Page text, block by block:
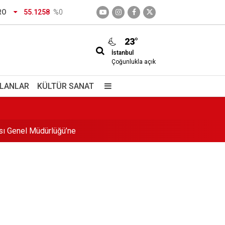
55.1258 %0
23°
İstanbul
Çoğunlukla açık
KÜLTÜR SANAT
Genel Müdürlüğü’ne
geldi